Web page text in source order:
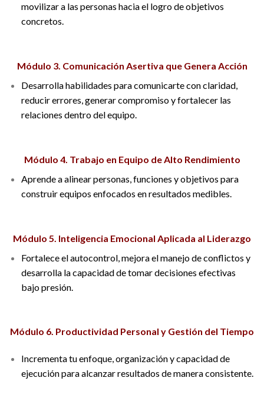
movilizar a las personas hacia el logro de objetivos
concretos.
Módulo 3. Comunicación Asertiva que Genera Acción
Desarrolla habilidades para comunicarte con claridad,
reducir errores, generar compromiso y fortalecer las
relaciones dentro del equipo.
Módulo 4. Trabajo en Equipo de Alto Rendimiento
Aprende a alinear personas, funciones y objetivos para
construir equipos enfocados en resultados medibles.
Módulo 5. Inteligencia Emocional Aplicada al Liderazgo
Fortalece el autocontrol, mejora el manejo de conflictos y
desarrolla la capacidad de tomar decisiones efectivas
bajo presión.
Módulo 6. Productividad Personal y Gestión del Tiempo
Incrementa tu enfoque, organización y capacidad de
ejecución para alcanzar resultados de manera consistente.